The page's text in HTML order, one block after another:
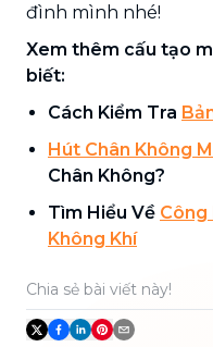
đình mình nhé!
Xem thêm cấu tạo
biết:
Cách Kiểm Tra
Hút Chân Không
Chân Không?
Tìm Hiểu Về Công
Không Khí
Chia sẻ bài viết này!